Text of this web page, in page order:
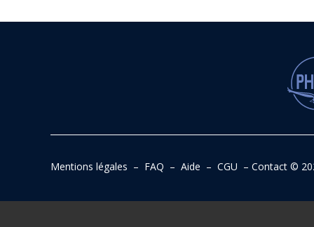
Mentions légales – FAQ – Aide – CGU – Contact©